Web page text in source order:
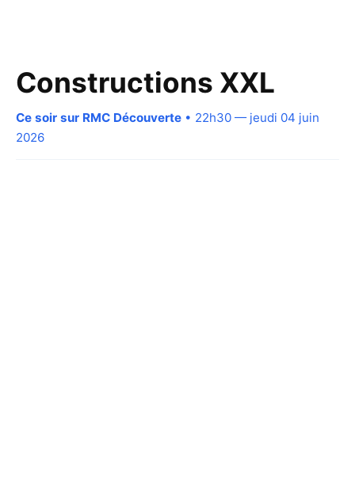
Constructions XXL
Ce soir sur RMC Découverte • 22h30 — jeudi 04 juin
2026